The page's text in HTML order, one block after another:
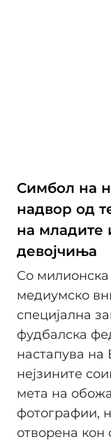
Симбол на
надвор од
на младите
девојчиња
Со
медиумско
специјална
фудбалска
настапува на
нејзините
мета на
фотографии,
отворена